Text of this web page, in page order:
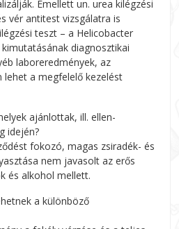
Emellett un. urea kilégzési
vér antitest vizsgálatra is
teszt – a Helicobacter
diagnosztikai
laboreredmények, az
a megfelelő kezelést
ajánlottak, ill. ellen-
idején?
fokozó, magas zsiradék- és
nem javasolt az erős
és alkohol mellett.
a különböző